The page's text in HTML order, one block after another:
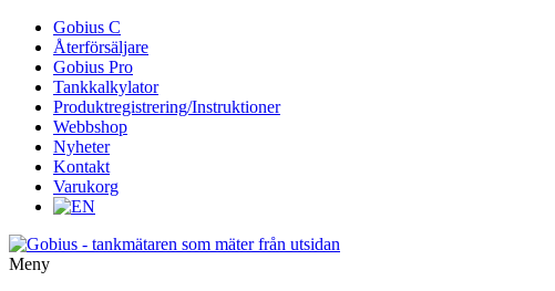
vidare
innehåll
Gobius C
Återförsäljare
Gobius Pro
Tankkalkylator
Produktregistrering/Instruktioner
Webbshop
Nyheter
Kontakt
Varukorg
Meny